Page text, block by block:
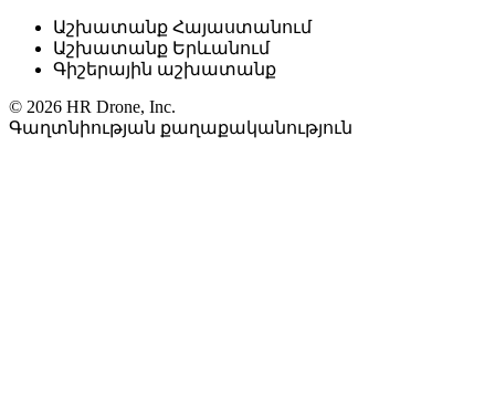
Աշխատանք Հայաստանում
Աշխատանք Երևանում
Գիշերային աշխատանք
© 2026 HR Drone, Inc.
Գաղտնիության քաղաքականություն